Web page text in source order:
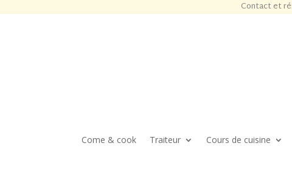
Contact et
Come & cook Traiteur Cours de cuisine